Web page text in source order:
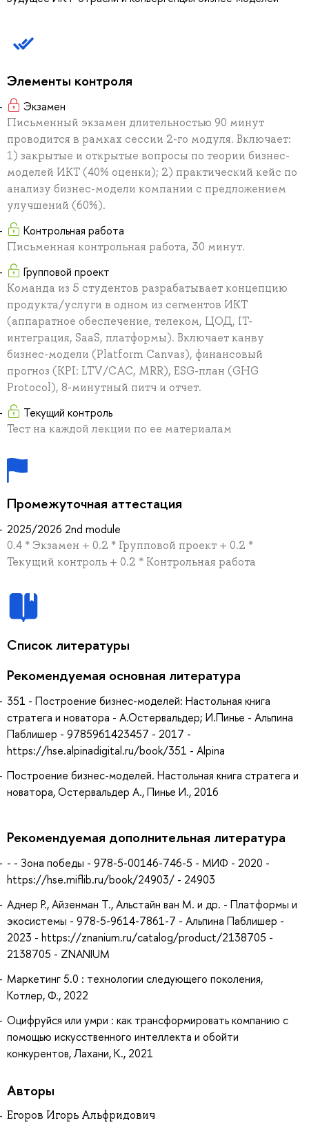
Элементы контроля
Экзамен
Письменный экзамен длительностью 90 минут
проводится в рамках сессии 2-го модуля. Включает:
1) закрытые и открытые вопросы по теории бизнес-
моделей ИКТ (40% оценки); 2) практический кейс по
анализу бизнес-модели компании с предложением
улучшений (60%).
Контрольная работа
Письменная контрольная работа, 30 минут.
Групповой проект
Команда из 5 студентов разрабатывает концепцию
продукта/услуги в одном из сегментов ИКТ
(аппаратное обеспечение, телеком, ЦОД, IT-
интеграция, SaaS, платформы). Включает канву
бизнес-модели (Platform Canvas), финансовый
прогноз (KPI: LTV/CAC, MRR), ESG-план (GHG
Protocol), 8-минутный питч и отчет.
Текущий контроль
Тест на каждой лекции по ее материалам
Промежуточная аттестация
2025/2026 2nd module
0.4 * Экзамен + 0.2 * Групповой проект + 0.2 *
Текущий контроль + 0.2 * Контрольная работа
Список литературы
Рекомендуемая основная литература
351 - Построение бизнес-моделей: Настольная книга
стратега и новатора - А.Остервальдер; И.Пинье - Альпина
Паблишер - 9785961423457 - 2017 -
https://hse.alpinadigital.ru/book/351 - Alpina
Построение бизнес-моделей. Настольная книга стратега и
новатора, Остервальдер А., Пинье И., 2016
Рекомендуемая дополнительная литература
- - Зона победы - 978-5-00146-746-5 - МИФ - 2020 -
https://hse.miflib.ru/book/24903/ - 24903
Аднер Р., Айзенман Т., Альстайн ван М. и др. - Платформы и
экосистемы - 978-5-9614-7861-7 - Альпина Паблишер -
2023 - https://znanium.ru/catalog/product/2138705 -
2138705 - ZNANIUM
Маркетинг 5.0 : технологии следующего поколения,
Котлер, Ф., 2022
Оцифруйся или умри : как трансформировать компанию с
помощью искусственного интеллекта и обойти
конкурентов, Лахани, К., 2021
Авторы
Егоров Игорь Альфридович